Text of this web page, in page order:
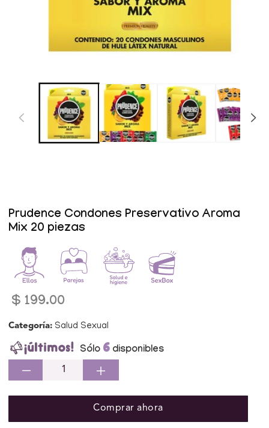
elemento
multimedia
en
ventana
Prudence Condones Preservativo Aroma
Mix 20 piezas
Precio
$ 199.00
Categoría: Salud Sexual
Sólo 6 disponibles
Reducir
cantidad
Prudence
Aumentar
cantidad
para
Prudence
Comprar ahora